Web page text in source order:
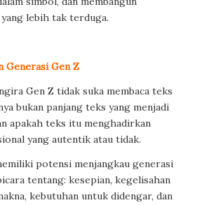
lebih tak terduga.
Generasi Gen Z
Gen Z tidak suka membaca teks
bukan panjang teks yang menjadi
apakah teks itu menghadirkan
yang autentik atau tidak.
potensi menjangkau generasi
tentang: kesepian, kegelisahan
kebutuhan untuk didengar, dan